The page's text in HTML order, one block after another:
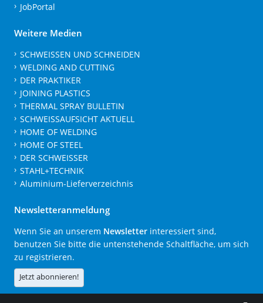
JobPortal
Weitere Medien
SCHWEISSEN UND SCHNEIDEN
WELDING AND CUTTING
DER PRAKTIKER
JOINING PLASTICS
THERMAL SPRAY BULLETIN
SCHWEISSAUFSICHT AKTUELL
HOME OF WELDING
HOME OF STEEL
DER SCHWEISSER
STAHL+TECHNIK
Aluminium-Lieferverzeichnis
Newsletteranmeldung
Wenn Sie an unserem Newsletter interessiert sind,
benutzen Sie bitte die untenstehende Schaltfläche, um sich
zu registrieren.
Jetzt abonnieren!